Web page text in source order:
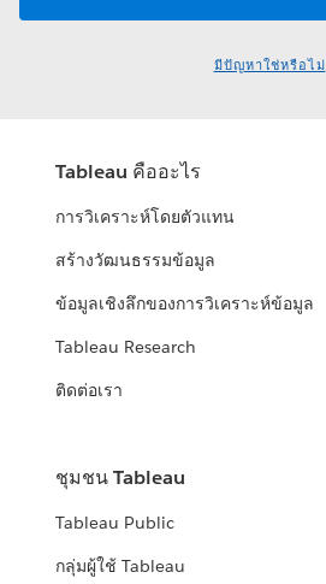
มีปัญหาใช่หรือไม่
Tableau คืออะไร
การวิเคราะห์โดยตัวแทน
สร้างวัฒนธรรมข้อมูล
ข้อมูลเชิงลึกของการวิเคราะห์ข้อมูล
Tableau Research
ติดต่อเรา
ชุมชน Tableau
Tableau Public
กลุ่มผู้ใช้ Tableau